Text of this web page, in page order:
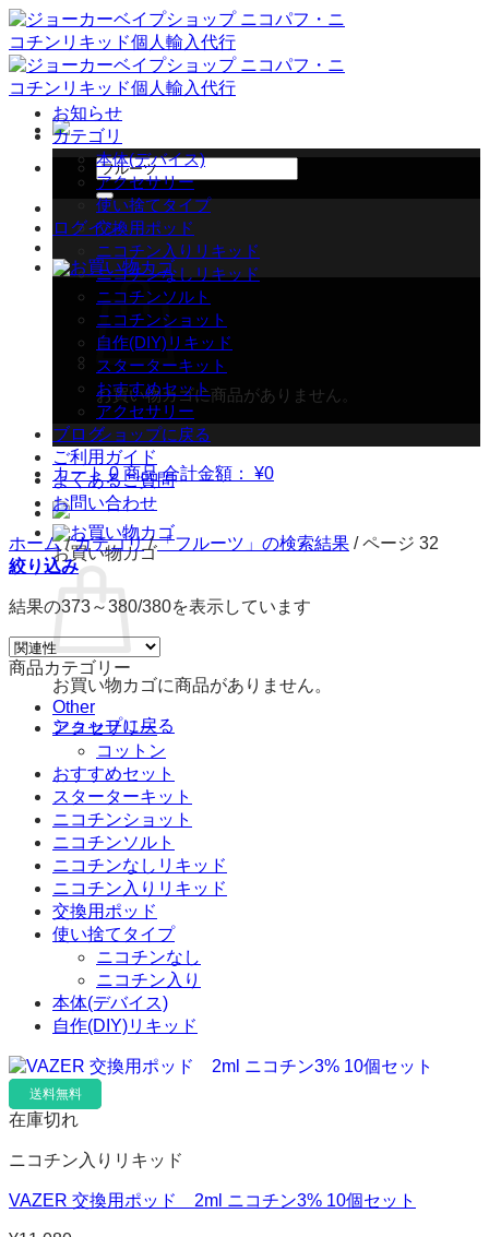
Skip
to
content
検
索
対
象:
ログイン
お買い物カゴに商品がありません。
ショップに戻る
カート0 商品 合計金額： ¥0
お買い物カゴ
お買い物カゴに商品がありません。
ショップに戻る
お知らせ
カテゴリ
本体(デバイス)
アクセサリー
使い捨てタイプ
交換用ポッド
ニコチン入りリキッド
ニコチンなしリキッド
ニコチンソルト
ニコチンショット
自作(DIY)リキッド
スターターキット
おすすめセット
アクセサリー
ブログ
ご利用ガイド
よくあるご質問
お問い合わせ
ホーム / カテゴリ / 「フルーツ」の検索結果 /ページ 32
絞り込み
結果の373～380/380を表示しています
商品カテゴリー
Other
アクセサリー
コットン
おすすめセット
スターターキット
ニコチンショット
ニコチンソルト
ニコチンなしリキッド
ニコチン入りリキッド
交換用ポッド
使い捨てタイプ
ニコチンなし
ニコチン入り
本体(デバイス)
自作(DIY)リキッド
送料無料
在庫切れ
ニコチン入りリキッド
VAZER 交換用ポッド 2ml ニコチン3% 10個セット